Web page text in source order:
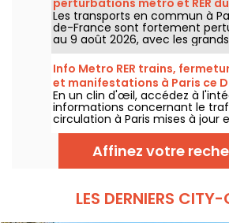
ensoleillé pour le week-end.
2026
Les transports en commun à
de-France sont fortement
au 9 août 2026, avec les
d'été qui impactent très
certaines lignes, selon la RATP
Info Metro RER trains,
et manifestations à Paris ce
août 2026
En un clin d'œil, accédez à
informations concernant le
circulation à Paris mises à jour
réel. Metro RER et Transilien de
travaux, circulation, grands
manifestations, on vous donne
informations pratiques à
Affinez votre
LES DERNIERS CITY-